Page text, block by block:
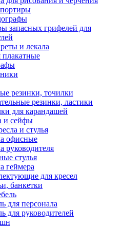
запасных грифелей для
и лекала
плакатные
резинки, точилки
резинки, ластики
для карандашей
и сейфы
и стулья
офисные
руководителя
стулья
геймера
для кресел
банкетки
для персонала
для руководителей